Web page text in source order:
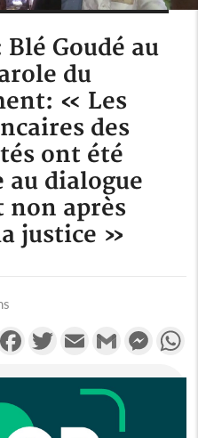
Goudé au
du
« Les
des
ont été
au dialogue
après
justice »
PartagerFacebookTwitterEmail Gmail